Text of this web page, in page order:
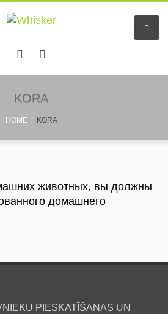
KORA
HOME KORA
животных, вы должны
домашнего
PIESKATĪŠANAS UN